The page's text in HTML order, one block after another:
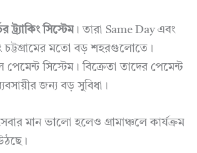
ট্র্যাকিং সিস্টেম। তারা Same Day এবং
মতো বড় শহরগুলোতে।
সিস্টেম। বিক্রেতা তাদের পেমেন্ট
জন্য বড় সুবিধা।
মান ভালো হলেও গ্রামাঞ্চলে কার্যক্রম